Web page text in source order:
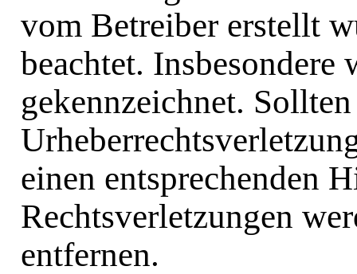
vom Betreiber erstellt
beachtet.
gekennzeichnet.
einen entsprechenden
Rechtsverletzungen
entfernen.